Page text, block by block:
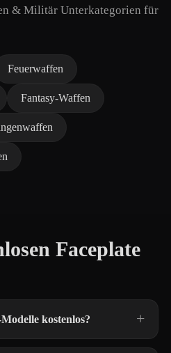
& Militär Unterkategorien für
Feuerwaffen
Fantasy-Waffen
Faceplate
kostenlos?